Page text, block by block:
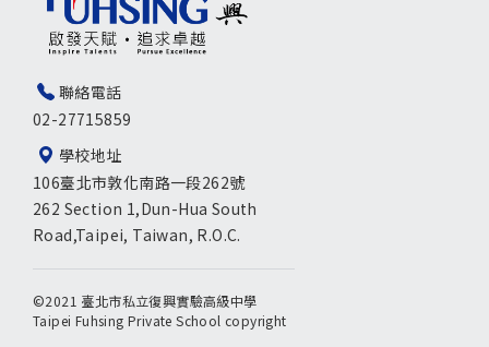
聯絡電話
02-27715859
學校地址
106臺北市敦化南路一段262號
262 Section 1,Dun-Hua South
Road,Taipei, Taiwan, R.O.C.
©2021 臺北市私立復興實驗高級中學
Taipei Fuhsing Private School copyright